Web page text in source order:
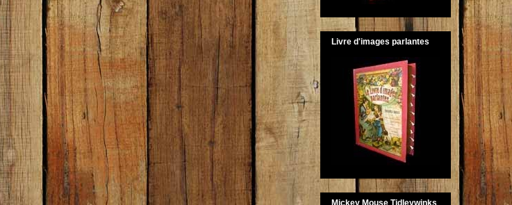
Livre d'images parlantes
Mickey Mouse Tidleywinks